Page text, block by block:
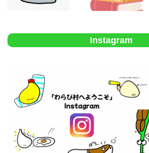
Instagram